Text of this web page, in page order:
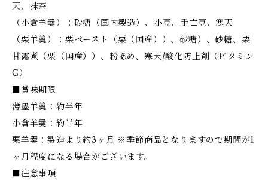
天、抹茶
（小倉羊羹）：砂糖（国内製造）、小豆、手亡豆、寒天
（栗羊羹）：栗ペースト（栗（国産））、砂糖）、砂糖、栗
甘露煮（栗（国産））、粉あめ、寒天/酸化防止剤（ビタミン
C）
■賞味期限
薄墨羊羹：約半年
小倉羊羹：約半年
栗羊羹：製造より約3ヶ月 ※季節商品となりますので期間が1
ヶ月程度になる場合がございます。
■注意事項